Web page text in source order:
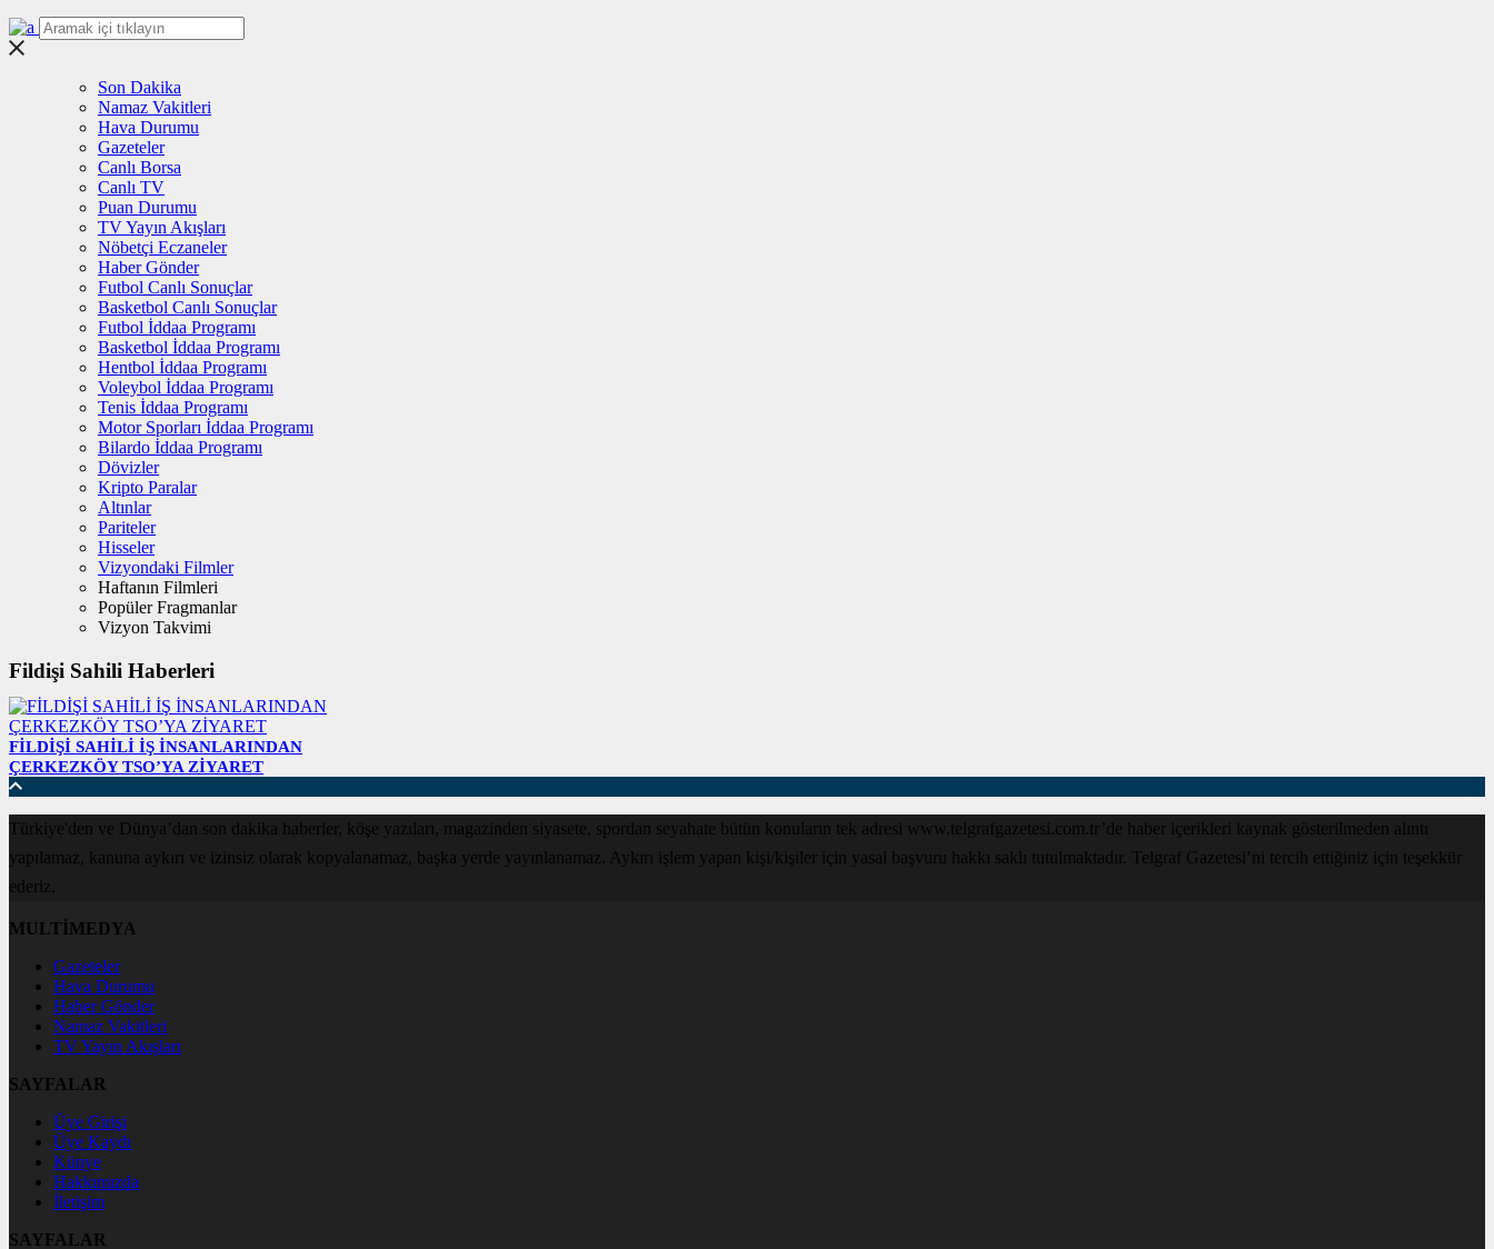
Son Dakika
Namaz Vakitleri
Hava Durumu
Gazeteler
Canlı Borsa
Canlı TV
Puan Durumu
TV Yayın Akışları
Nöbetçi Eczaneler
Haber Gönder
Futbol Canlı Sonuçlar
Basketbol Canlı Sonuçlar
Futbol İddaa Programı
Basketbol İddaa Programı
Hentbol İddaa Programı
Voleybol İddaa Programı
Tenis İddaa Programı
Motor Sporları İddaa Programı
Bilardo İddaa Programı
Dövizler
Kripto Paralar
Altınlar
Pariteler
Hisseler
Vizyondaki Filmler
Haftanın Filmleri
Popüler Fragmanlar
Vizyon Takvimi
Fildişi Sahili Haberleri
FİLDİŞİ SAHİLİ İŞ İNSANLARINDAN
ÇERKEZKÖY TSO’YA ZİYARET
Türkiye'den ve Dünya’dan son dakika haberler, köşe yazıları, magazinden siyasete, spordan seyahate bütün konuların tek adresi www.telgrafgazetesi.com.tr’de haber içerikleri kaynak gösterilmeden alıntı
yapılamaz, kanuna aykırı ve izinsiz olarak kopyalanamaz, başka yerde yayınlanamaz. Aykırı işlem yapan kişi/kişiler için yasal başvuru hakkı saklı tutulmaktadır. Telgraf Gazetesi’ni tercih ettiğiniz için teşekkür
ederiz.
MULTİMEDYA
Gazeteler
Hava Durumu
Haber Gönder
Namaz Vakitleri
TV Yayın Akışları
SAYFALAR
Üye Girişi
Üye Kaydı
Künye
Hakkımızda
İletişim
SAYFALAR